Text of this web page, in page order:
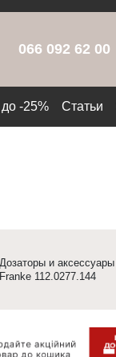
066 092 62 00
-25% Статьи
Дозаторы и аксессуары
Franke 112.0277.144